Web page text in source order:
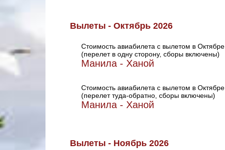
Вылеты - Октябрь 2026
Стоимость авиабилета с вылетом в Октябре
(перелет в одну сторону, сборы включены)
Манила - Ханой
Стоимость авиабилета с вылетом в Октябре
(перелет туда-обратно, сборы включены)
Манила - Ханой
Вылеты - Ноябрь 2026